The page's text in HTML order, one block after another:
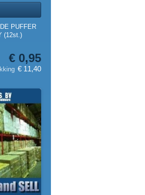
PUFFER
(12st.)
€ 0,95
€ 11,40